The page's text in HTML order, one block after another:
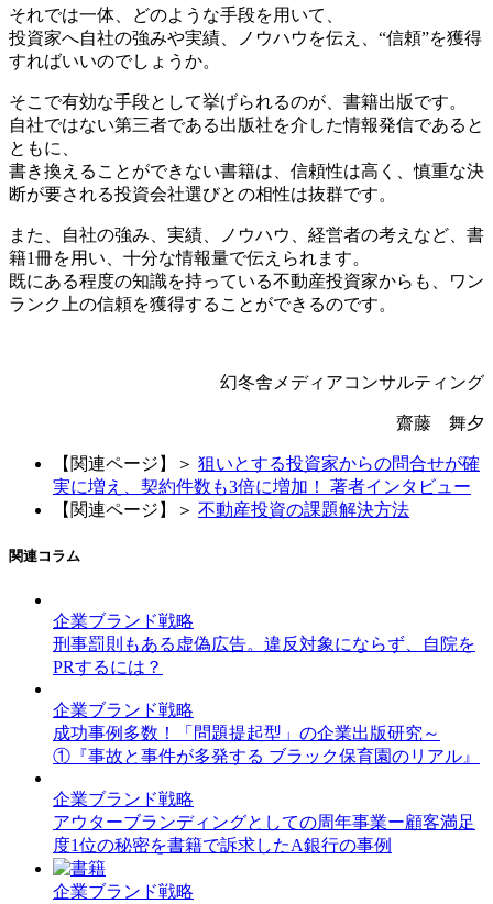
それでは一体、どのような手段を用いて、
投資家へ自社の強みや実績、ノウハウを伝え、“信頼”を獲得
すればいいのでしょうか。
そこで有効な手段として挙げられるのが、書籍出版です。
自社ではない第三者である出版社を介した情報発信であると
ともに、
書き換えることができない書籍は、信頼性は高く、慎重な決
断が要される投資会社選びとの相性は抜群です。
また、自社の強み、実績、ノウハウ、経営者の考えなど、書
籍1冊を用い、十分な情報量で伝えられます。
既にある程度の知識を持っている不動産投資家からも、ワン
ランク上の信頼を獲得することができるのです。
幻冬舎メディアコンサルティング
齋藤 舞夕
【関連ページ】＞ 狙いとする投資家からの問合せが確
実に増え、契約件数も3倍に増加！ 著者インタビュー
【関連ページ】＞ 不動産投資の課題解決方法
関連コラム
企業ブランド戦略
刑事罰則もある虚偽広告。違反対象にならず、自院を
PRするには？
企業ブランド戦略
成功事例多数！「問題提起型」の企業出版研究～
①『事故と事件が多発する ブラック保育園のリアル』
企業ブランド戦略
アウターブランディングとしての周年事業ー顧客満足
度1位の秘密を書籍で訴求したA銀行の事例
企業ブランド戦略